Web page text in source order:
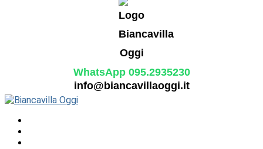
WhatsApp 095.2935230
info@biancavillaoggi.it